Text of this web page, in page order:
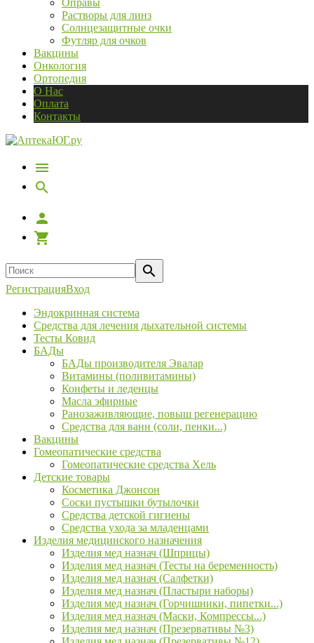
Оправы
Растворы для линз
Солнцезащитные очки
Футляр для очков
Вакцины
Онкология
Ортопедия
О Нас
Оплата
Контакты
РегистрацияВход
Эндокринная система
Средства для лечения дыхательной системы
Тесты Ковид
БАДы
БАДы производителя Эвалар
Витамины (поливитамины)
Конфеты и леденцы
Масла эфирные
Ранозаживляющие, повыш регенерацию
Средства для ванн (соли, пенки...)
Вакцины
Гомеопатические средства
Гомеопатические средства Хель
Детские товары
Косметика Джонсон
Соски пустышки бутылочки
Средства детской гигиены
Средства ухода за младенцами
Изделия медицинского назначения
Изделия мед назнач (Шприцы)
Изделия мед назнач (Тесты на беременность)
Изделия мед назнач (Салфетки)
Изделия мед назнач (Пластыри наборы)
Изделия мед назнач (Горчишники, пипетки...)
Изделия мед назнач (Маски, Компрессы...)
Изделия мед назнач (Презервативы №3)